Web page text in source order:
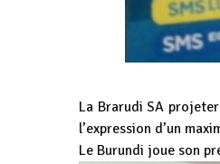
La Brarudi SA
l’expression d’un
Le Burundi joue son